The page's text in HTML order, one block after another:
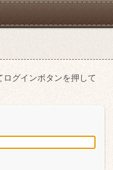
グインボタンを押して